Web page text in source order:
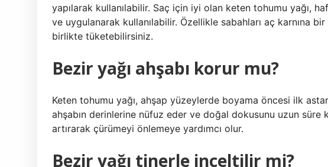
yapılarak kullanılabilir. Saç için iyi olan keten tohumu yağı,
ve uygulanarak kullanılabilir. Özellikle sabahları aç karnına
birlikte tüketebilirsiniz.
Bezir yağı ahşabı korur mu?
Keten tohumu yağı, ahşap yüzeylerde boyama öncesi ilk
ahşabın derinlerine nüfuz eder ve doğal dokusunu uzun süre
artırarak çürümeyi önlemeye yardımcı olur.
Bezir yağı tinerle inceltilir mi?